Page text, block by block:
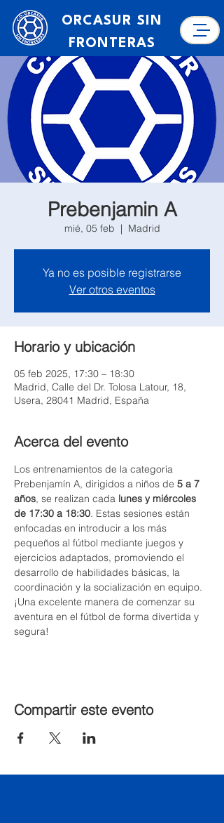
ORCASUR SIN
FRONTERAS
Prebenjamin A
mié, 05 feb
  |
Madrid
Ya no es posible registrarse
Ver otros eventos
Horario y ubicación
05 feb 2025, 17:30 – 18:30
Madrid, Calle del Dr. Tolosa Latour, 18,
Usera, 28041 Madrid, España
Acerca del evento
Los entrenamientos de la categoría
Prebenjamín A, dirigidos a niños de 5 a 7
años, se realizan cada lunes y miércoles
de 17:30 a 18:30. Estas sesiones están
enfocadas en introducir a los más
pequeños al fútbol mediante juegos y
ejercicios adaptados, promoviendo el
desarrollo de habilidades básicas, la
coordinación y la socialización en equipo.
¡Una excelente manera de comenzar su
aventura en el fútbol de forma divertida y
segura!
Compartir este evento